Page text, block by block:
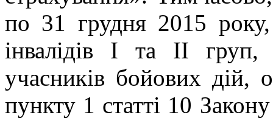
по 31 грудня 2015
інвалідів I та II груп,
учасників бойових дій,
пункту 1 статті 10